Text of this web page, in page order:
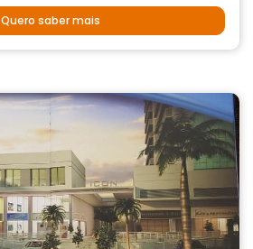
Quero saber mais